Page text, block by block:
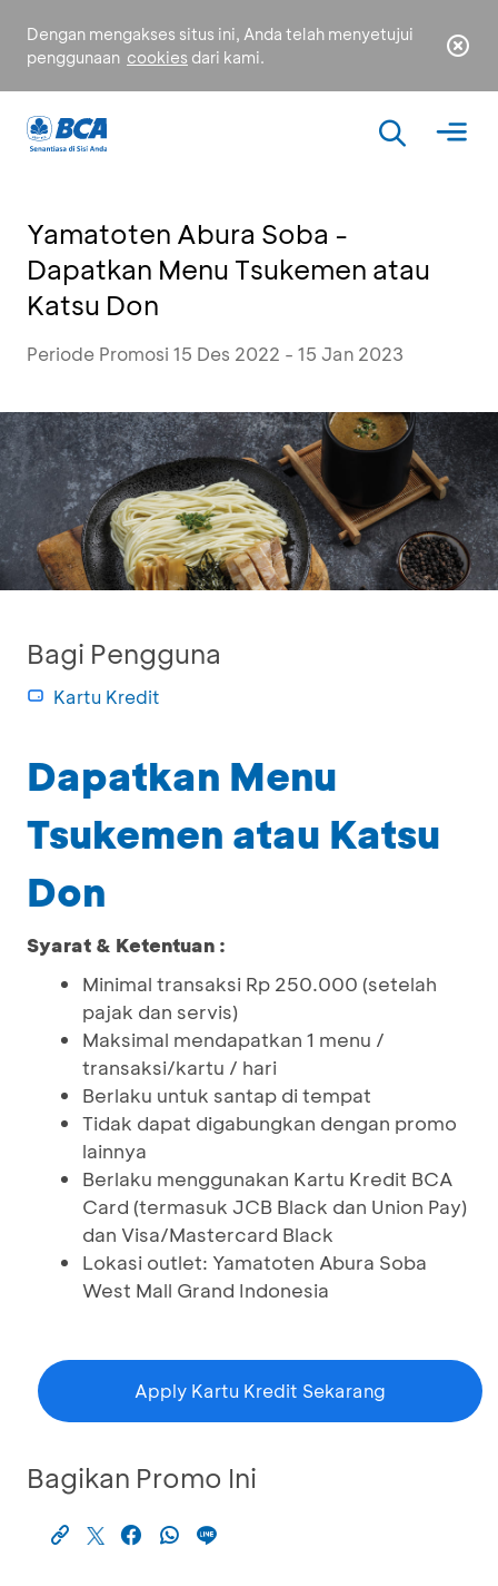
Dengan mengakses situs ini, Anda telah menyetujui
penggunaan cookies dari kami.
Yamatoten Abura Soba -
Dapatkan Menu Tsukemen atau
Katsu Don
Periode Promosi 15 Des 2022 - 15 Jan 2023
Bagi Pengguna
Kartu Kredit
Dapatkan Menu
Tsukemen atau Katsu
Don
Syarat & Ketentuan :
Minimal transaksi Rp 250.000 (setelah
pajak dan servis)
Maksimal mendapatkan 1 menu /
transaksi/kartu / hari
Berlaku untuk santap di tempat
Tidak dapat digabungkan dengan promo
lainnya
Berlaku menggunakan Kartu Kredit BCA
Card (termasuk JCB Black dan Union Pay)
dan Visa/Mastercard Black
Lokasi outlet: Yamatoten Abura Soba
West Mall Grand Indonesia
Apply Kartu Kredit Sekarang
Bagikan Promo Ini